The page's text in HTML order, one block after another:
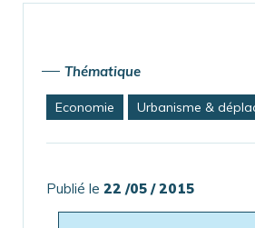
Thématique
Economie Urbanisme &
Publié le 22 /05 / 2015